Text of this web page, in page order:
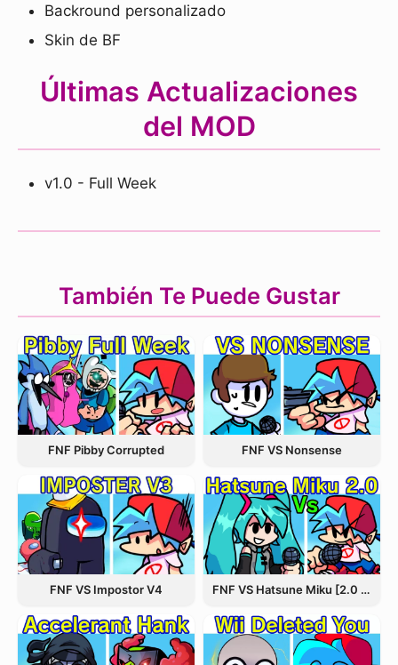
Backround personalizado
Skin de BF
Últimas Actualizaciones
del MOD
v1.0 - Full Week
También Te Puede Gustar
FNF Pibby Corrupted FNF VS Nonsense
FNF VS Impostor V4 FNF VS Hatsune Miku [2.0 Update]